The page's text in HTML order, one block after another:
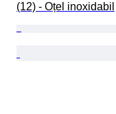
(12) - Oțel inoxidabil